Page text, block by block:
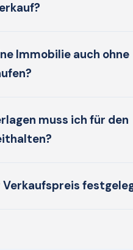
Immobilie auch ohne
muss ich für den
Verkaufspreis